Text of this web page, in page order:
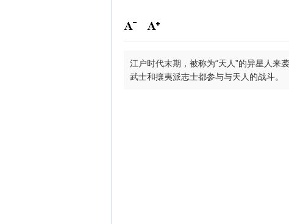
江户时代末期，被称为“天人”的异星人来
武士和攘夷派志士都参与与天人的战斗。